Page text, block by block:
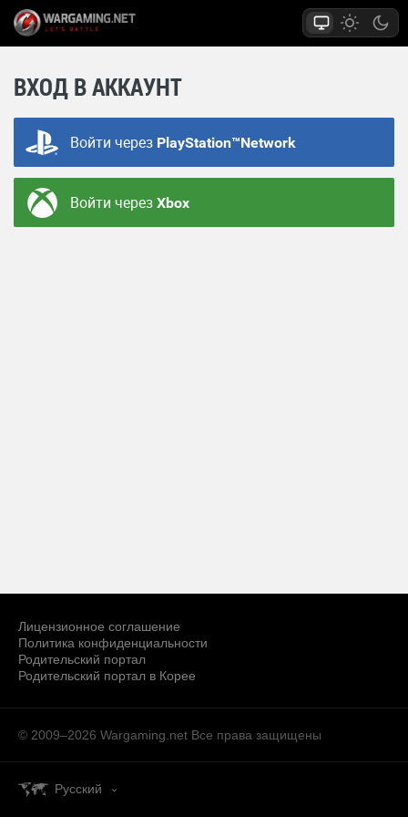
ВХОД В АККАУНТ
Войти через PlayStation™Network
Войти черезXbox
Лицензионное соглашение
Политика конфиденциальности
Родительский портал
Родительский портал в Корее
© 2009–2026 Wargaming.net Все права защищены
Русский